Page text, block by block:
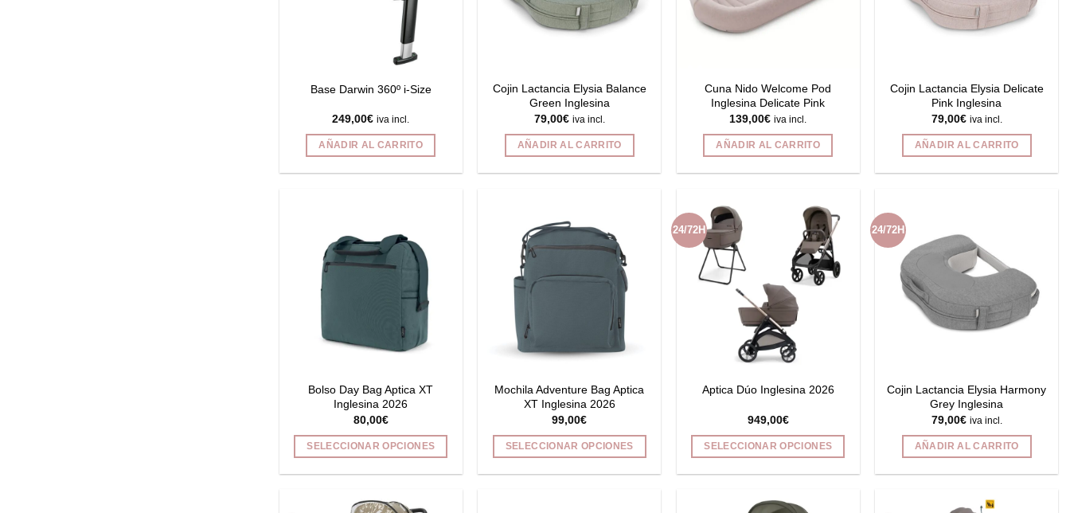
pueden
elegir
página
de
producto
Base Darwin 360º i-Size
249,00€ iva incl.
AÑADIR AL CARRITO
Cojin Lactancia Elysia Balance
Green Inglesina
79,00€ iva incl.
AÑADIR AL CARRITO
Cuna Nido Welcome Pod
Inglesina Delicate Pink
139,00€ iva incl.
AÑADIR AL CARRITO
Cojin Lactancia Elysia Delicate
Pink Inglesina
79,00€ iva incl.
AÑADIR AL CARRITO
Bolso Day Bag Aptica XT
Inglesina 2026
80,00€
SELECCIONAR OPCIONES
tiene
Mochila Adventure Bag Aptica
XT Inglesina 2026
99,00€
SELECCIONAR OPCIONES
24/72H
Aptica Dúo Inglesina 2026
949,00€
SELECCIONAR OPCIONES
tiene
24/72H
Cojin Lactancia Elysia Harmony
Grey Inglesina
79,00€ iva incl.
AÑADIR AL CARRITO